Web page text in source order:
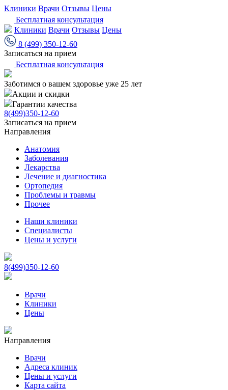
Клиники Врачи Отзывы Цены
Бесплатная консультация
Клиники Врачи Отзывы Цены
8 (499) 350-12-60
Записаться на прием
Бесплатная консультация
Заботимся о вашем здоровье уже 25 лет
Акции и скидки
Гарантии качества
8(499)350-12-60
Записаться на прием
Направления
Анатомия
Заболевания
Лекарства
Лечение и диагностика
Ортопедия
Проблемы и травмы
Прочее
Наши клиники
Специалисты
Цены и услуги
8(499)350-12-60
Врачи
Клиники
Цены
Направления
Врачи
Адреса клиник
Цены и услуги
Карта сайта